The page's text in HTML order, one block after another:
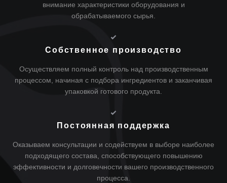
внимание характеристики оборудования и
обрабатываемого сырья.
Собственное производство
Осуществляем полный контроль над производственным
процессом, начиная с подбора ингредиентов и заканчивая
упаковкой готового продукта.
Постоянная поддержка
Оказываем консультации и содействуем в выборе наиболее
подходящего состава, способствующего повышению
эффективности и долговечности вашего производственного
процесса.